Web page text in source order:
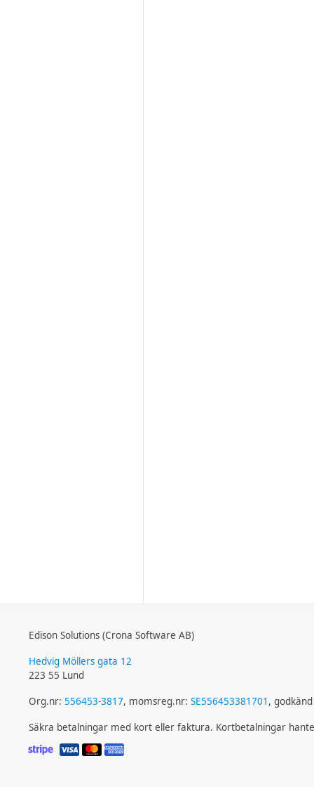
Edison Solutions (Crona Software AB)
Hedvig Möllers gata 12
223 55 Lund
Org.nr: 556453-3817, momsreg.nr: SE556453381701 ,
Säkra betalningar med kort eller faktura. Kortbetalningar